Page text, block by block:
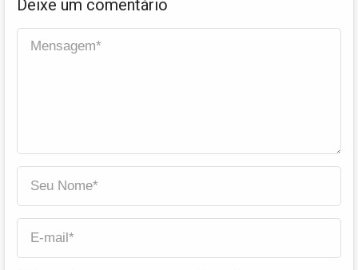
Deixe um comentário